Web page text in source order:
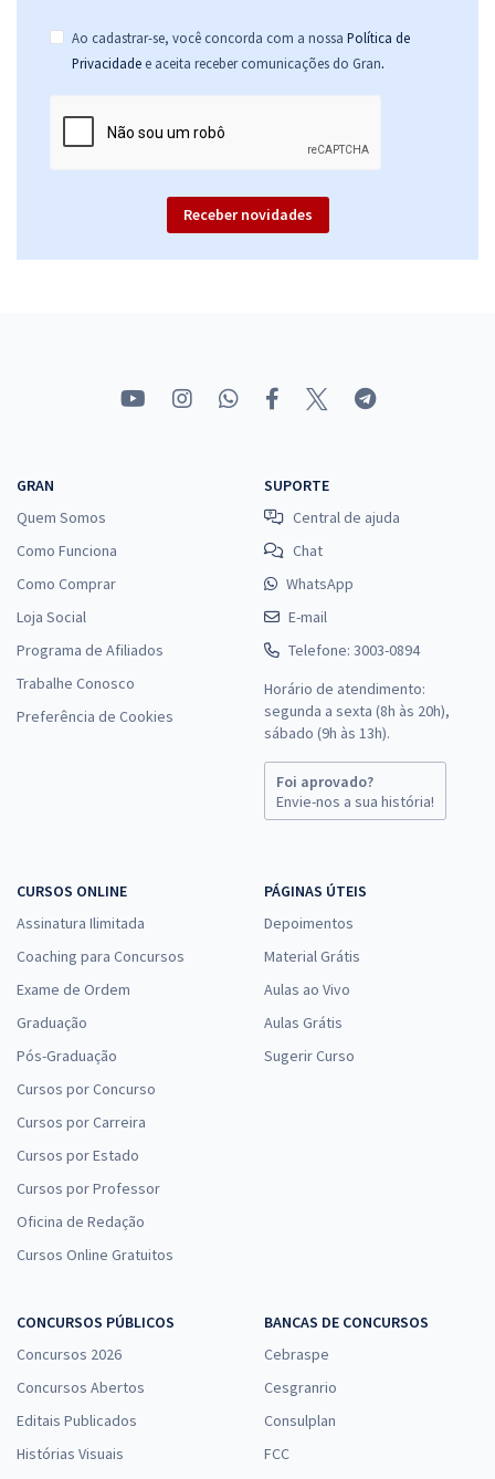
Ao cadastrar-se, você concorda com a nossa Política de
Privacidade e aceita receber comunicações do Gran.
Receber novidades
GRAN
Quem Somos
Como Funciona
Como Comprar
Loja Social
Programa de Afiliados
Trabalhe Conosco
Preferência de Cookies
SUPORTE
Central de ajuda
Chat
WhatsApp
E-mail
Telefone: 3003-0894
Horário de atendimento:
segunda a sexta (8h às 20h),
sábado (9h às 13h).
Foi aprovado?
Envie-nos a sua história!
CURSOS ONLINE
Assinatura Ilimitada
Coaching para Concursos
Exame de Ordem
Graduação
Pós-Graduação
Cursos por Concurso
Cursos por Carreira
Cursos por Estado
Cursos por Professor
Oficina de Redação
Cursos Online Gratuitos
PÁGINAS ÚTEIS
Depoimentos
Material Grátis
Aulas ao Vivo
Aulas Grátis
Sugerir Curso
CONCURSOS PÚBLICOS
Concursos 2026
Concursos Abertos
Editais Publicados
Histórias Visuais
BANCAS DE CONCURSOS
Cebraspe
Cesgranrio
Consulplan
FCC